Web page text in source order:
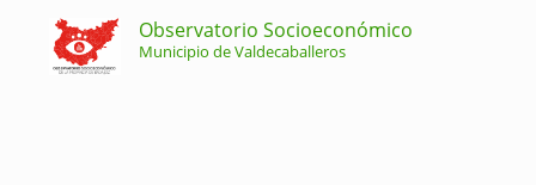
Observatorio Socioeconómico
Municipio de Valdecaballeros